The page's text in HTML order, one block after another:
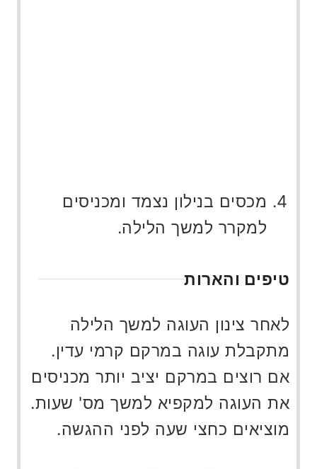
מכסים בנילון נצמד ומכניסים
למקרר למשך הלילה.
טיפים והארות
לאחר צינון העוגה למשך הלילה
מתקבלת עוגה במרקם קרמי עדין.
אם רוצים במרקם יציב יותר מכניסים
את העוגה למקפיא למשך מס' שעות.
מוציאים כחצי שעה לפני ההגשה.